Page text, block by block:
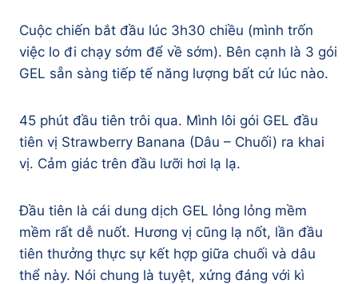
Cuộc chiến bắt đầu lúc 3h30 chiều (mình trốn
việc lo đi chạy sớm để về sớm). Bên cạnh là 3 gói
GEL sẵn sàng tiếp tế năng lượng bất cứ lúc nào.
45 phút đầu tiên trôi qua. Mình lôi gói GEL đầu
tiên vị Strawberry Banana (Dâu – Chuối) ra khai
vị. Cảm giác trên đầu lưỡi hơi lạ lạ.
Đầu tiên là cái dung dịch GEL lỏng lỏng mềm
mềm rất dễ nuốt. Hương vị cũng lạ nốt, lần đầu
tiên thưởng thực sự kết hợp giữa chuối và dâu
thể này. Nói chung là tuyệt, xứng đáng với kì